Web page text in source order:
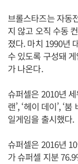
브롤스타즈는 자동
지 않고 오직 수동
졌다. 마치 1990년
수 있도록 구성돼
가 나온다.
슈퍼셀은 2010년
랜’, ‘헤이 데이’, ‘
일게임을 출시했다.
슈퍼셀은 2016년
가 슈퍼셀 지분